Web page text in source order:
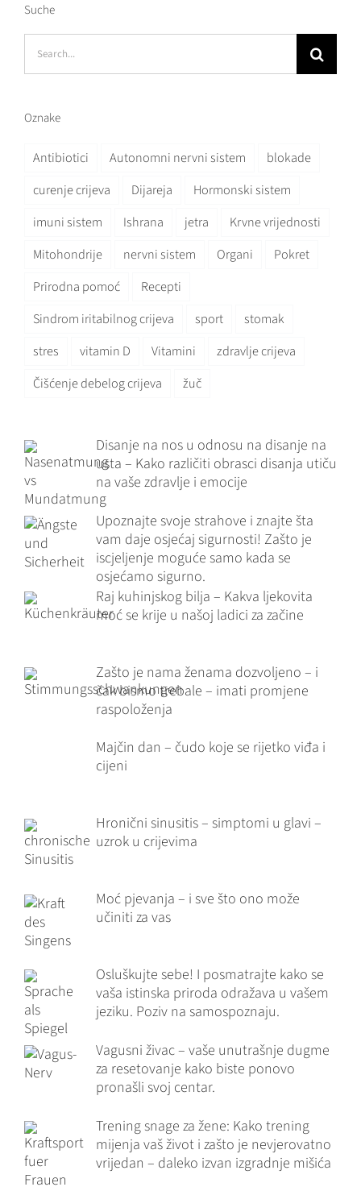
Suche
for:
Oznake
Antibiotici Autonomni nervni sistem
blokade
curenje crijeva
Dijareja
Hormonski sistem
imuni sistem
Ishrana jetra
Krvne vrijednosti
Mitohondrije
nervni sistem Organi
Pokret
Prirodna pomoć
Recepti
Sindrom iritabilnog crijeva
sport
stomak
stres
vitamin D Vitamini
zdravlje crijeva
Čišćenje debelog crijeva
žuč
Disanje na nos u odnosu na disanje na
usta – Kako različiti obrasci disanja utiču
na vaše zdravlje i emocije
Upoznajte svoje strahove i znajte šta
vam daje osjećaj sigurnosti! Zašto je
iscjeljenje moguće samo kada se
osjećamo sigurno.
Raj kuhinjskog bilja – Kakva ljekovita
moć se krije u našoj ladici za začine
Zašto je nama ženama dozvoljeno – i
čak bismo trebale – imati promjene
raspoloženja
Majčin dan – čudo koje se rijetko viđa i
cijeni
Hronični sinusitis – simptomi u glavi –
uzrok u crijevima
Moć pjevanja – i sve što ono može
učiniti za vas
Osluškujte sebe! I posmatrajte kako se
vaša istinska priroda odražava u vašem
jeziku. Poziv na samospoznaju.
Vagusni živac – vaše unutrašnje dugme
za resetovanje kako biste ponovo
pronašli svoj centar.
Trening snage za žene: Kako trening
mijenja vaš život i zašto je nevjerovatno
vrijedan – daleko izvan izgradnje mišića